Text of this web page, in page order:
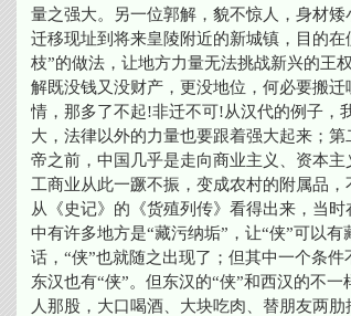
量之强大。另一位郭解，貌不惊人，身材
迁移现址到将来皇陵附近的新城镇，目的
枝”的做法，让地方力量无法挑战新兴的王
解既没钱又没财产，更没地位，何必要搬
情，那多了不起!非迁不可!从汉代的例子，
大，法律以外的力量也要跟着强大起来；
帝之前，中国几乎是走向商业主义、资本
工商业从此一蹶不振，变成农村的附属品
从《史记》的《货殖列传》看得出来，当
中有许多地方是“藏污纳垢”，让“侠”可以
话，“侠”也就随之出现了；但其中一个条
东汉也有“侠”。但东汉的“侠”和西汉的不
人那股，大口喝酒、大块吃肉、替朋友两